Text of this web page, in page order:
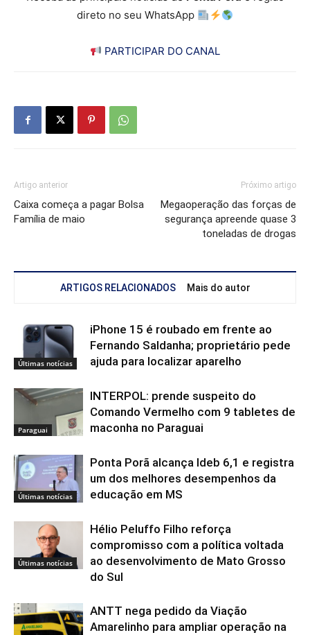
direto no seu WhatsApp
PARTICIPAR DO CANAL
Artigo anterior
Caixa começa a pagar Bolsa
Família de maio
Próximo artigo
Megaoperação das forças de
segurança apreende quase 3
toneladas de drogas
ARTIGOS RELACIONADOS Mais do autor
Últimas notícias
iPhone 15 é roubado em frente ao
Fernando Saldanha; proprietário pede
ajuda para localizar aparelho
Paraguai
INTERPOL: prende suspeito do
Comando Vermelho com 9 tabletes de
maconha no Paraguai
Últimas notícias
Ponta Porã alcança Ideb 6,1 e registra
um dos melhores desempenhos da
educação em MS
Últimas notícias
Hélio Peluffo Filho reforça
compromisso com a política voltada
ao desenvolvimento de Mato Grosso
do Sul
ANTT nega pedido da Viação
Amarelinho para ampliar operação na